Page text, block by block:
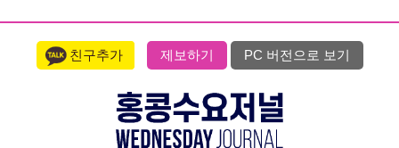
친구추가 제보하기 PC 버전으로 보기